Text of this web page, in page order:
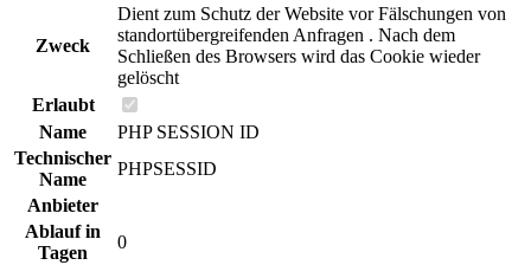
Zweck
Dient zum Schutz der Website vor Fälschungen von
standortübergreifenden Anfragen . Nach dem
Schließen des Browsers wird das Cookie wieder
gelöscht
Erlaubt
Name
PHP SESSION ID
Technischer
Name
PHPSESSID
Anbieter
Ablauf in
Tagen
0